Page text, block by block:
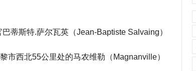
蒂斯特.萨尔瓦英（Jean-Baptiste Salvaing）
市西北55公里处的马农维勒（Magnanville）